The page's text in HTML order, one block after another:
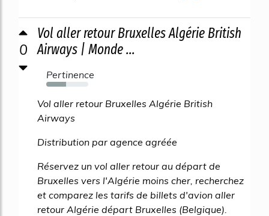
0
Vol aller retour Bruxelles Algérie British
Airways | Monde ...
Pertinence
47%
Vol aller retour Bruxelles Algérie British
Airways
Distribution par agence agréée
Réservez un vol aller retour au départ de
Bruxelles vers l'Algérie moins cher, recherchez
et comparez les tarifs de billets d'avion aller
retour Algérie départ Bruxelles (Belgique).